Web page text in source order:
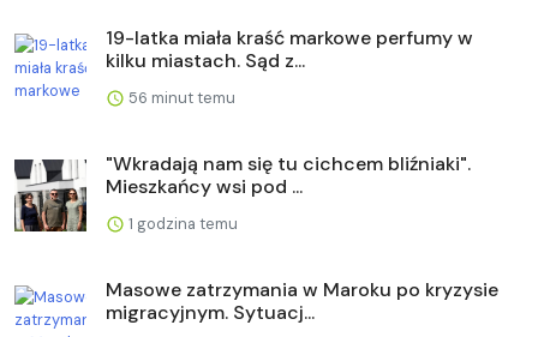
19-latka miała kraść markowe perfumy w
kilku miastach. Sąd z...
56 minut temu
"Wkradają nam się tu cichcem bliźniaki".
Mieszkańcy wsi pod ...
1 godzina temu
Masowe zatrzymania w Maroku po kryzysie
migracyjnym. Sytuacj...